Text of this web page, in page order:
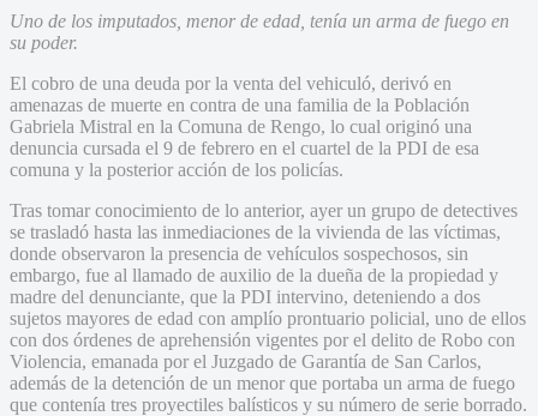
Uno de los imputados, menor de edad, tenía un arma de fuego en
su poder.
El cobro de una deuda por la venta del vehiculó, derivó en
amenazas de muerte en contra de una familia de la Población
Gabriela Mistral en la Comuna de Rengo, lo cual originó una
denuncia cursada el 9 de febrero en el cuartel de la PDI de esa
comuna y la posterior acción de los policías.
Tras tomar conocimiento de lo anterior, ayer un grupo de detectives
se trasladó hasta las inmediaciones de la vivienda de las víctimas,
donde observaron la presencia de vehículos sospechosos, sin
embargo, fue al llamado de auxilio de la dueña de la propiedad y
madre del denunciante, que la PDI intervino, deteniendo a dos
sujetos mayores de edad con amplío prontuario policial, uno de ellos
con dos órdenes de aprehensión vigentes por el delito de Robo con
Violencia, emanada por el Juzgado de Garantía de San Carlos,
además de la detención de un menor que portaba un arma de fuego
que contenía tres proyectiles balísticos y su número de serie borrado.